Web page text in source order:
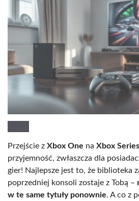
Przejście z Xbox One na Xbox
przyjemność, zwłaszcza dla
gier! Najlepsze jest to, że biblioteka
poprzedniej konsoli zostaje z Tobą –
w te same tytuły ponownie. A co z